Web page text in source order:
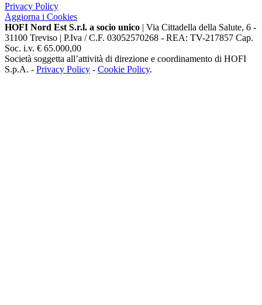
Privacy Policy
Aggiorna i Cookies
HOFI Nord Est S.r.l. a socio unico | Via Cittadella della Salute, 6 -
31100 Treviso | P.Iva / C.F. 03052570268 - REA: TV-217857 Cap.
Soc. i.v. € 65.000,00
Società soggetta all’attività di direzione e coordinamento di HOFI
S.p.A. - Privacy Policy - Cookie Policy.